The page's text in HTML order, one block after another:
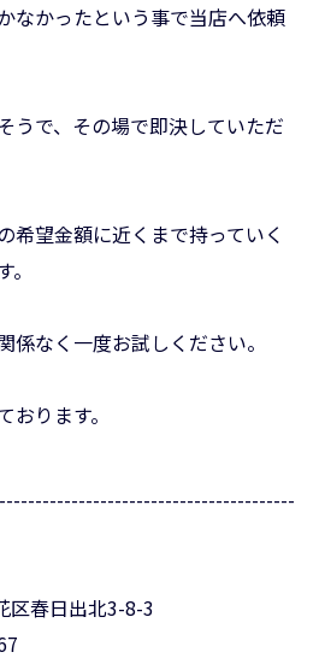
なかったという事で当店へ依頼
うで、その場で即決していただ
希望金額に近くまで持っていく
係なく一度お試しください。
ります。
区春日出北3-8-3